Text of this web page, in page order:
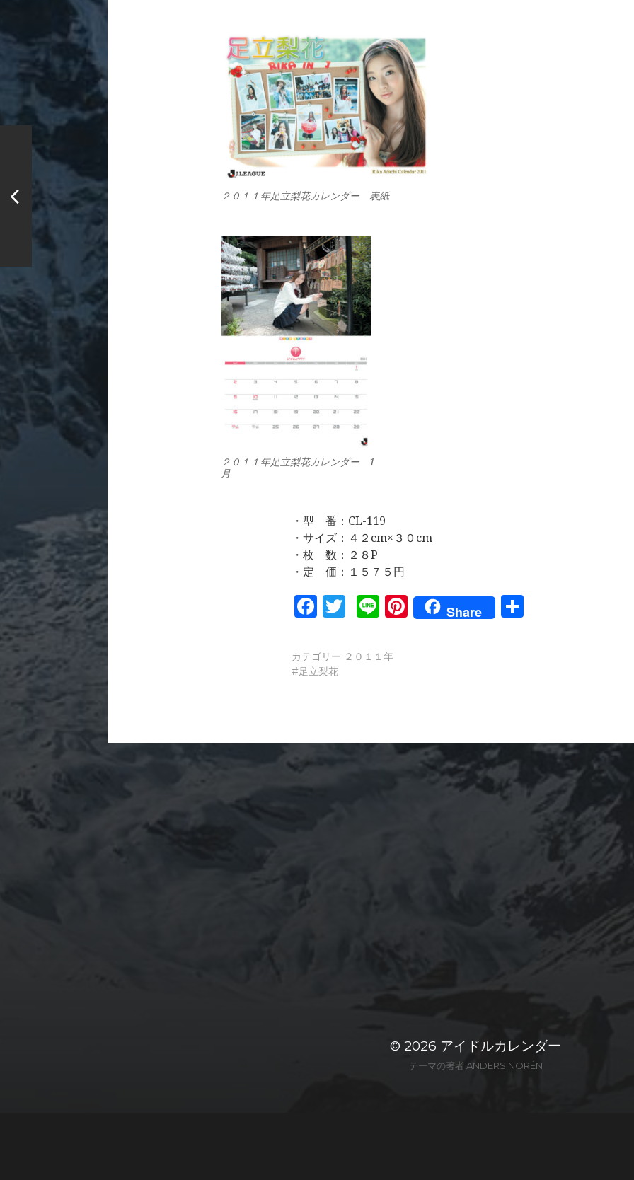
２０１１年足立梨花カレンダー 表紙
２０１１年足立梨花カレンダー 1
月
・型 番：CL-119
・サイズ：４２cm×３０cm
・枚 数：２８P
・定 価：１５７５円
Facebook
Twitter
LinePinterest
Share
カテゴリー ２０１１年
足立梨花
© 2026 アイドルカレンダー
テーマの著者 ANDERS NORÉN